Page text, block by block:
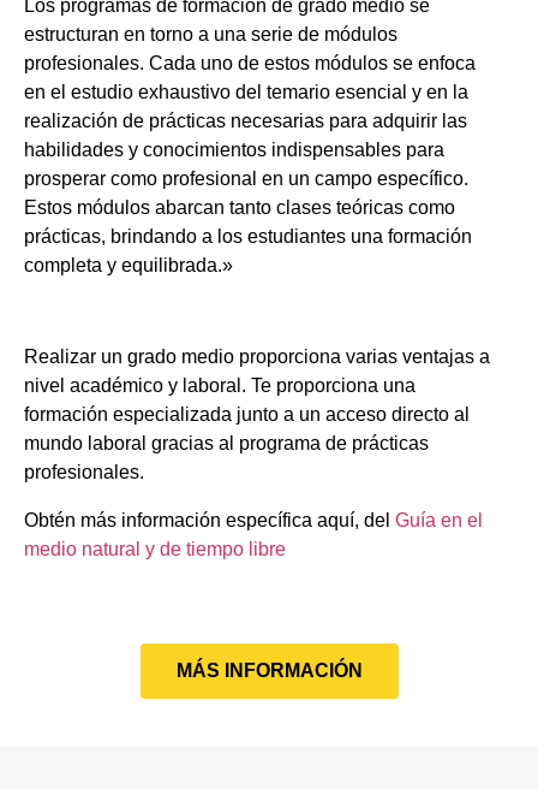
Los programas de formación de grado medio se
estructuran en torno a una serie de módulos
profesionales. Cada uno de estos módulos se enfoca
en el estudio exhaustivo del temario esencial y en la
realización de prácticas necesarias para adquirir las
habilidades y conocimientos indispensables para
prosperar como profesional en un campo específico.
Estos módulos abarcan tanto clases teóricas como
prácticas, brindando a los estudiantes una formación
completa y equilibrada.»
Realizar un grado medio proporciona varias ventajas a
nivel académico y laboral. Te proporciona una
formación especializada junto a un acceso directo al
mundo laboral gracias al programa de prácticas
profesionales.
Obtén más información específica aquí, del Guía en el
medio natural y de tiempo libre
MÁS INFORMACIÓN